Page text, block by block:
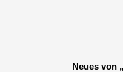
Neues von